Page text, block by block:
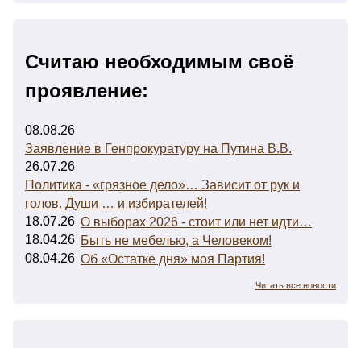
Считаю необходимым своё
проявление:
08.08.26
Заявление в Генпрокуратуру на Путина В.В.
26.07.26
Политика - «грязное дело»… Зависит от рук и
голов. Души … и избирателей!
18.07.26 О выборах 2026 - стоит или нет идти…
18.04.26 Быть не мебелью, а Человеком!
08.04.26 Об «Остатке дня» моя Партия!
Читать все новости